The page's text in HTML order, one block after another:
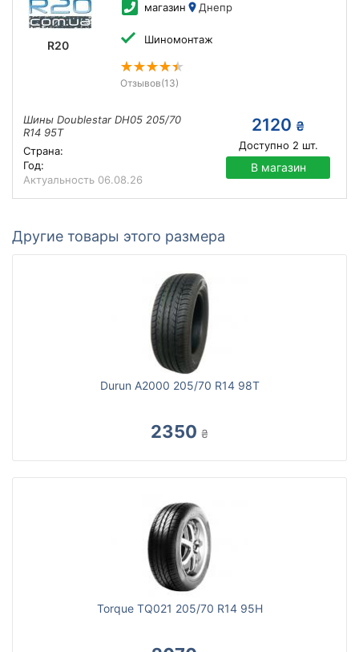
R20
магазин Днепр
Шиномонтаж
Отзывов(13)
Шины Doublestar DH05 205/70
R14 95T
Страна:
Год:
Актуальность 06.08.26
2120 ₴
Доступно 2 шт.
В магазин
Другие товары этого размера
Durun A2000 205/70 R14 98T
2350 ₴
Torque TQ021 205/70 R14 95H